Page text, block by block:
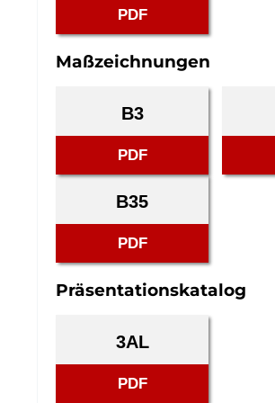
PDF
Maßzeichnungen
B3
PDF
B35
PDF
Präsentationskatalog
3AL
PDF